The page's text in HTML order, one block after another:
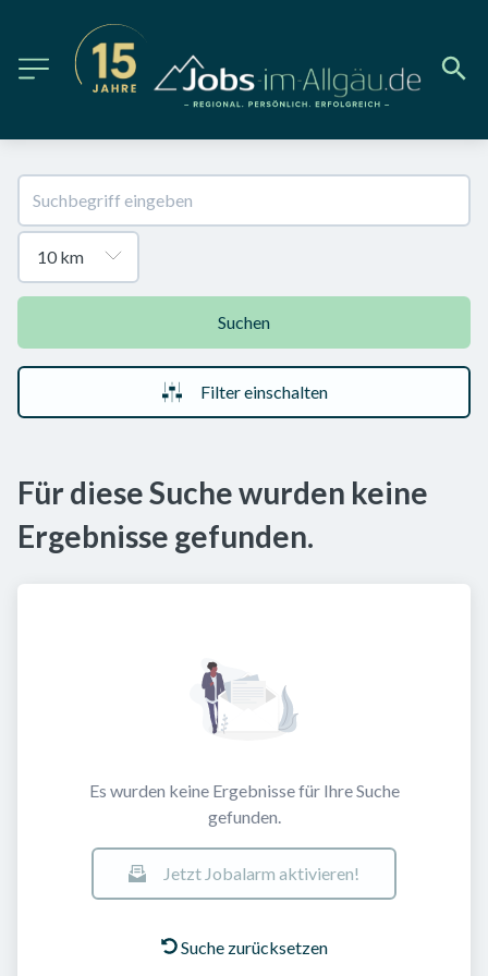
Suchen
Filter einschalten
Für diese Suche wurden keine
Ergebnisse gefunden.
Es wurden keine Ergebnisse für Ihre Suche
gefunden.
Jetzt Jobalarm aktivieren!
Suche zurücksetzen